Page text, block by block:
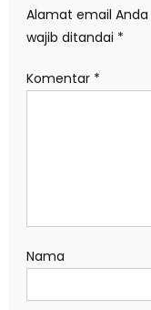
Alamat email Anda
wajib ditandai *
Komentar *
Nama